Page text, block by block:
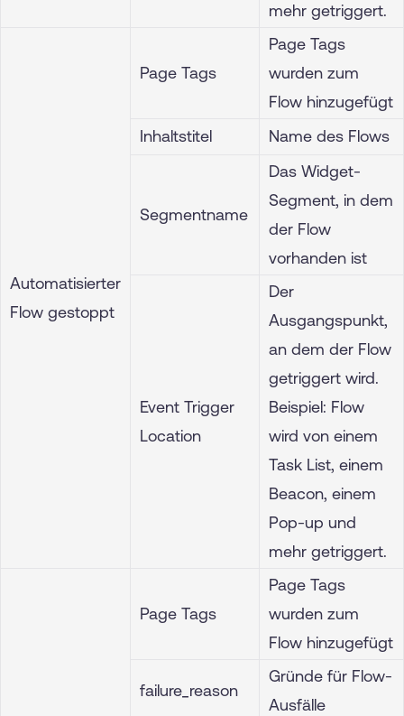
mehr getriggert.
Automatisierter
Flow gestoppt
Page Tags
Page Tags
wurden zum
Flow hinzugefügt
Inhaltstitel
Name des Flows
Segmentname
Das Widget-
Segment, in dem
der Flow
vorhanden ist
Event Trigger
Location
Der
Ausgangspunkt,
an dem der Flow
getriggert wird.
Beispiel: Flow
wird von einem
Task List, einem
Beacon, einem
Pop-up und
mehr getriggert.
Page Tags
Page Tags
wurden zum
Flow hinzugefügt
failure_reason
Gründe für Flow-
Ausfälle